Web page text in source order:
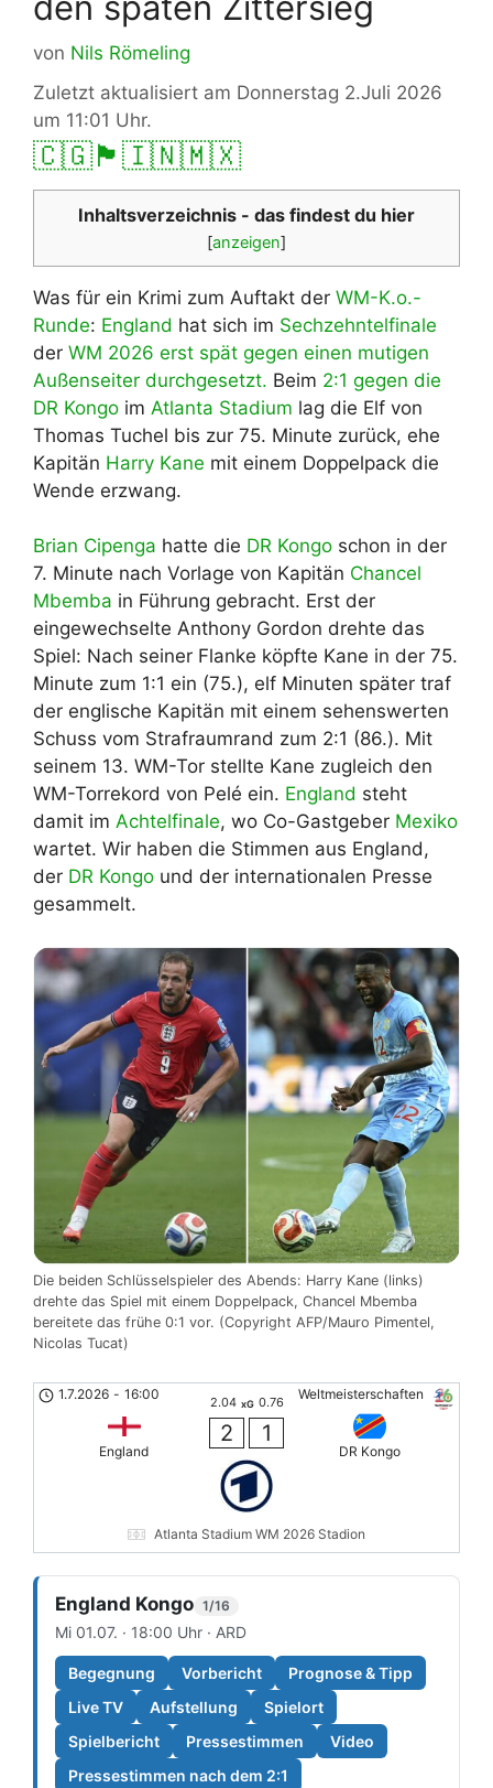
von Nils Römeling
Zuletzt aktualisiert am Donnerstag 2.Juli 2026
um 11:01 Uhr.
🇨🇬🏴󠁧󠁢󠁥󠁮󠁧󠁿🇮🇳🇲🇽
Inhaltsverzeichnis - das findest du hier
[anzeigen]
Was für ein Krimi zum Auftakt der WM-K.o.-
Runde: England hat sich im Sechzehntelfinale
der WM 2026 erst spät gegen einen mutigen
Außenseiter durchgesetzt. Beim 2:1 gegen die
DR Kongo im Atlanta Stadium lag die Elf von
Thomas Tuchel bis zur 75. Minute zurück, ehe
Kapitän Harry Kane mit einem Doppelpack die
Wende erzwang.
Brian Cipenga hatte die DR Kongo schon in der
7. Minute nach Vorlage von Kapitän Chancel
Mbemba in Führung gebracht. Erst der
eingewechselte Anthony Gordon drehte das
Spiel: Nach seiner Flanke köpfte Kane in der 75.
Minute zum 1:1 ein (75.), elf Minuten später traf
der englische Kapitän mit einem sehenswerten
Schuss vom Strafraumrand zum 2:1 (86.). Mit
seinem 13. WM-Tor stellte Kane zugleich den
WM-Torrekord von Pelé ein. England steht
damit im Achtelfinale, wo Co-Gastgeber Mexiko
wartet. Wir haben die Stimmen aus England,
der DR Kongo und der internationalen Presse
gesammelt.
Die beiden Schlüsselspieler des Abends: Harry Kane (links)
drehte das Spiel mit einem Doppelpack, Chancel Mbemba
bereitete das frühe 0:1 vor. (Copyright AFP/Mauro Pimentel,
Nicolas Tucat)
Weltmeisterschaften
1.7.2026 - 16:00
England
2.04 xG 0.76
2 1
DR Kongo
Atlanta Stadium WM 2026 Stadion
England Kongo 1/16
Mi 01.07. · 18:00 Uhr · ARD
Begegnung Vorbericht
Prognose & Tipp
Live TV
Aufstellung
Spielort
Spielbericht
Pressestimmen
Video
Pressestimmen nach dem 2:1